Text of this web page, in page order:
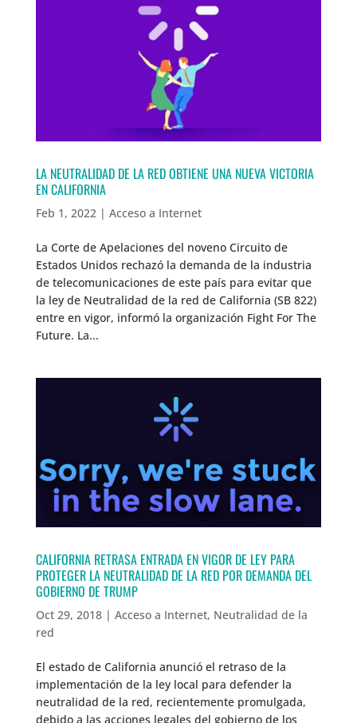
LA NEUTRALIDAD DE LA RED OBTIENE UNA NUEVA VICTORIA
EN CALIFORNIA
Feb 1, 2022| Acceso a Internet
La Corte de Apelaciones del noveno Circuito de
Estados Unidos rechazó la demanda de la industria
de telecomunicaciones de este país para evitar que
la ley de Neutralidad de la red de California (SB 822)
entre en vigor, informó la organización Fight For The
Future. La...
CALIFORNIA RETRASA ENTRADA EN VIGOR DE LEY PARA
PROTEGER LA NEUTRALIDAD DE LA RED POR DEMANDA DEL
GOBIERNO DE TRUMP
Oct 29, 2018| Acceso a Internet, Neutralidad de la
red
El estado de California anunció el retraso de la
implementación de la ley local para defender la
neutralidad de la red, recientemente promulgada,
debido a las acciones legales del gobierno de los